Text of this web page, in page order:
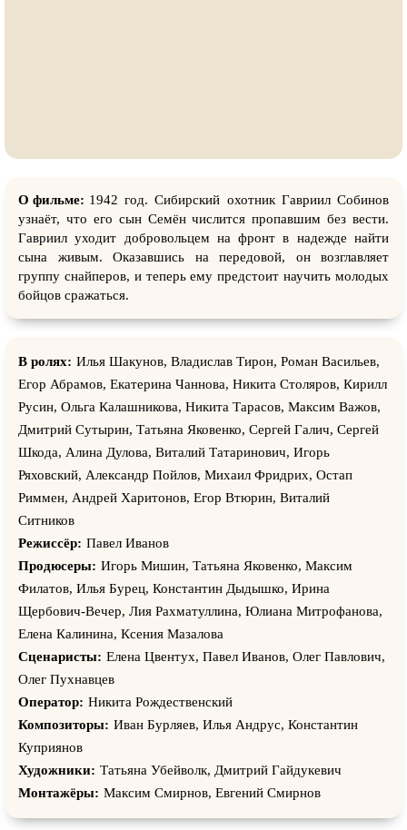
О фильме: 1942 год. Сибирский охотник Гавриил Собинов
узнаёт, что его сын Семён числится пропавшим без вести.
Гавриил уходит добровольцем на фронт в надежде найти
сына живым. Оказавшись на передовой, он возглавляет
группу снайперов, и теперь ему предстоит научить молодых
бойцов сражаться.
В ролях: Илья Шакунов, Владислав Тирон, Роман Васильев,
Егор Абрамов, Екатерина Чаннова, Никита Столяров, Кирилл
Русин, Ольга Калашникова, Никита Тарасов, Максим Важов,
Дмитрий Сутырин, Татьяна Яковенко, Сергей Галич, Сергей
Шкода, Алина Дулова, Виталий Татаринович, Игорь
Ряховский, Александр Пойлов, Михаил Фридрих, Остап
Риммен, Андрей Харитонов, Егор Втюрин, Виталий
Ситников
Режиссёр: Павел Иванов
Продюсеры: Игорь Мишин, Татьяна Яковенко, Максим
Филатов, Илья Бурец, Константин Дыдышко, Ирина
Щербович-Вечер, Лия Рахматуллина, Юлиана Митрофанова,
Елена Калинина, Ксения Мазалова
Сценаристы: Елена Цвентух, Павел Иванов, Олег Павлович,
Олег Пухнавцев
Оператор: Никита Рождественский
Композиторы: Иван Бурляев, Илья Андрус, Константин
Куприянов
Художники: Татьяна Убейволк, Дмитрий Гайдукевич
Монтажёры: Максим Смирнов, Евгений Смирнов